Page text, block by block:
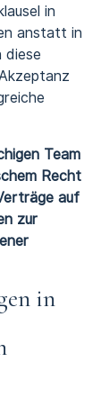
in
anstatt in
diese
Team
Recht
auf
zur
in